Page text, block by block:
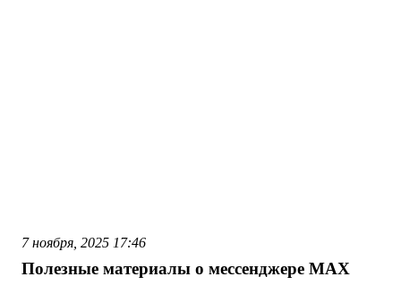
7 ноября, 2025 17:46
Полезные материалы о мессенджере MAX